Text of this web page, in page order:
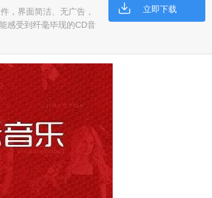
，界面简洁、无广告，
感受到纤毫毕现的CD音
立即下载
软件大小：153.87 MB